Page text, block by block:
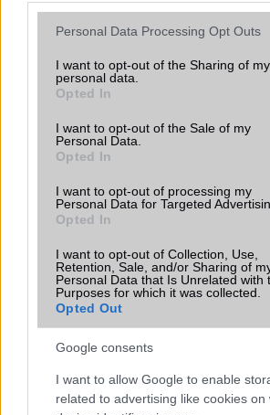
Please note that this website/app uses
not limited to your visit or usage
grant or deny consent to Google and its
use your data for below specified
consent section.
Personal Data Processing Opt Outs
I want to opt-out of the Sharing of my
personal data.
Opted In
I want to opt-out of the Sale of my
Personal Data.
Opted In
I want to opt-out of processing my
Personal Data for Targeted
Opted In
I want to opt-out of Collection, Use,
Retention, Sale, and/or Sharing of
Personal Data that Is Unrelated with
Purposes for which it was collected.
Opted Out
Google consents
I want to allow Google to enable
related to advertising like cookies on
A japán gyártó bejelentette a
számító Sony Xperia SP okostelefont.
Xperia sola
2012.10.01
modellje Android 4.0.4 Ice Cream
együtt belekerült a kesztyűs
KAPCSOLÓDÓ HÍREK
Megjelent a Sony Xperia S